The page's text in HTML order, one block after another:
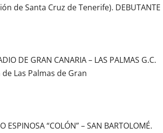
de Santa Cruz de Tenerife). DEBUTANTE
DE GRAN CANARIA – LAS PALMAS G.C.
Las Palmas de Gran
ESPINOSA “COLÓN” – SAN BARTOLOMÉ.